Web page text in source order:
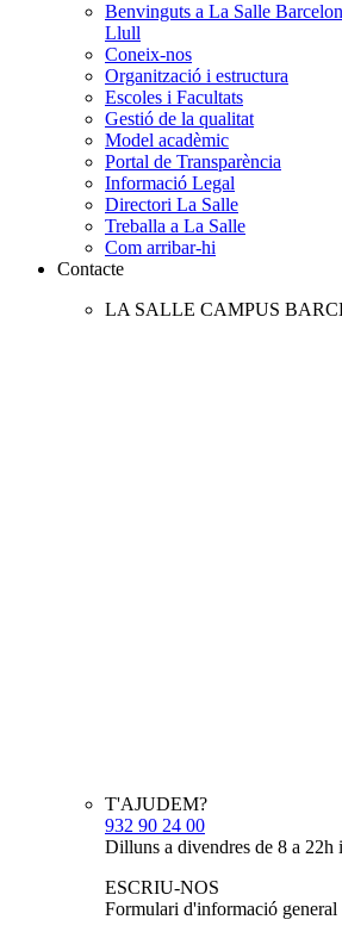
Benvinguts a La Salle
Llull
Coneix-nos
Organització i estructura
Escoles i Facultats
Gestió de la qualitat
Model acadèmic
Portal de Transparència
Informació Legal
Directori La Salle
Treballa a La Salle
Com arribar-hi
Contacte
LA SALLE CAMPUS
T'AJUDEM?
932 90 24 00
Dilluns a divendres de 8 a 22h
ESCRIU-NOS
Formulari d'informació general